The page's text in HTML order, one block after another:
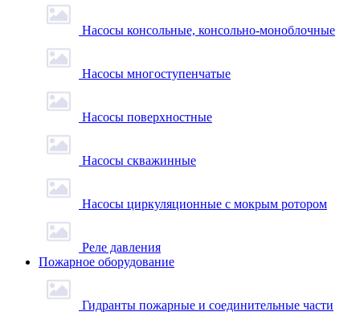
Насосы консольные, консольно-моноблочные
Насосы многоступенчатые
Насосы поверхностные
Насосы скважинные
Насосы циркуляционные с мокрым ротором
Реле давления
Пожарное оборудование
Гидранты пожарные и соединительные части